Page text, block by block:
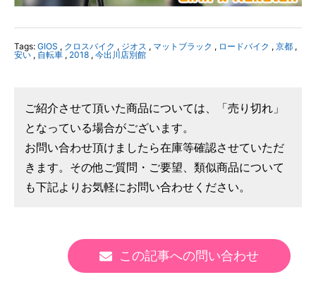
Tags: GIOS , クロスバイク , ジオス , マットブラック , ロードバイク , 京都 ,
安い , 自転車 , 2018 , 今出川店別館
ご紹介させて頂いた商品については、「売り切れ」
となっている場合がございます。
お問い合わせ頂けましたら在庫等確認させていただ
きます。その他ご質問・ご要望、類似商品について
も下記よりお気軽にお問い合わせください。
この記事への問い合わせ